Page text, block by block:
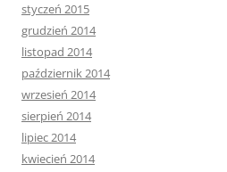
styczeń 2015
grudzień 2014
listopad 2014
październik 2014
wrzesień 2014
sierpień 2014
lipiec 2014
kwiecień 2014